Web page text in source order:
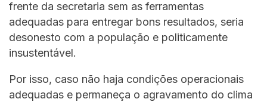
frente da secretaria sem as ferramentas
adequadas para entregar bons resultados, seria
desonesto com a população e politicamente
insustentável.
Por isso, caso não haja condições operacionais
adequadas e permaneça o agravamento do clima